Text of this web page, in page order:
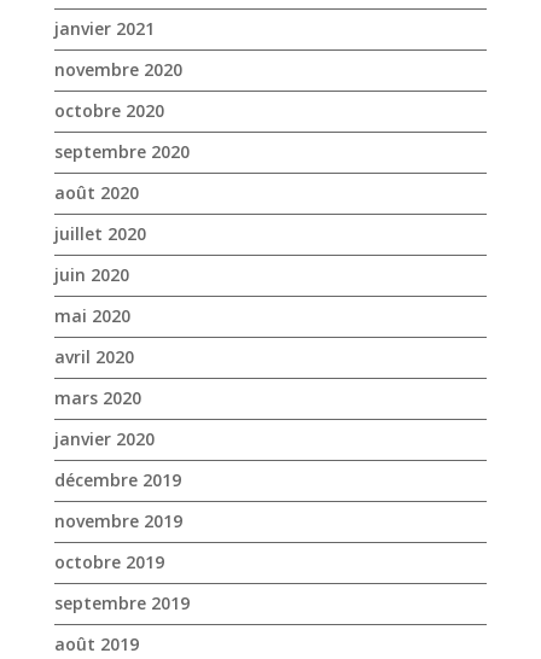
janvier 2021
novembre 2020
octobre 2020
septembre 2020
août 2020
juillet 2020
juin 2020
mai 2020
avril 2020
mars 2020
janvier 2020
décembre 2019
novembre 2019
octobre 2019
septembre 2019
août 2019